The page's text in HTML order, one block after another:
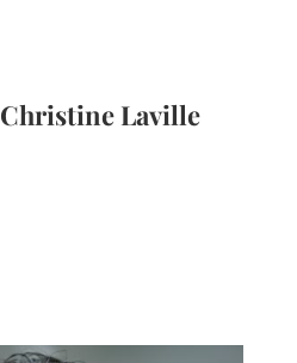
Christine Laville